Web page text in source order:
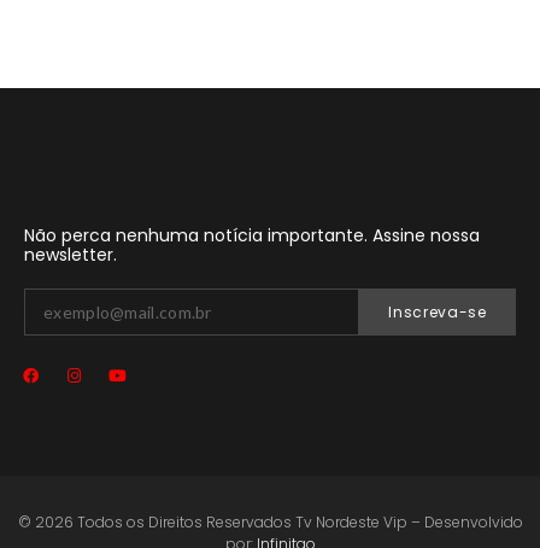
Não perca nenhuma notícia importante. Assine nossa
newsletter.
Inscreva-se
© 2026 Todos os Direitos Reservados Tv Nordeste Vip – Desenvolvido